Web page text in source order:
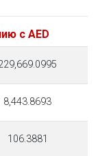
с AED
8,443.8693
106.3881